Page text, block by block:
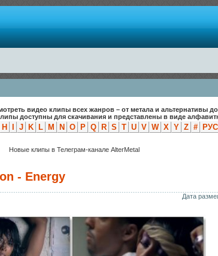
видео клипы всех жанров – от метала и альтернативы
доступны для скачивания и представлены в виде
H J K L M N O P Q R S T U V W X Y Z # РУС
Новые клипы в Телеграм-канале AlterMetal
- Energy
Дата